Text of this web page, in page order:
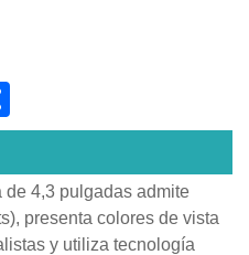
4,3 pulgadas admite
presenta colores de vista
y utiliza tecnología